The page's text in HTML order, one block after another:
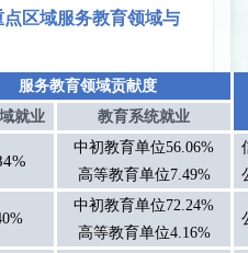
点区域服务教育领域与
服务教育领域贡献度
就业
教育系统就业
中初教育单位56.06%
高等教育单位7.49%
中初教育单位72.24%
高等教育单位4.16%